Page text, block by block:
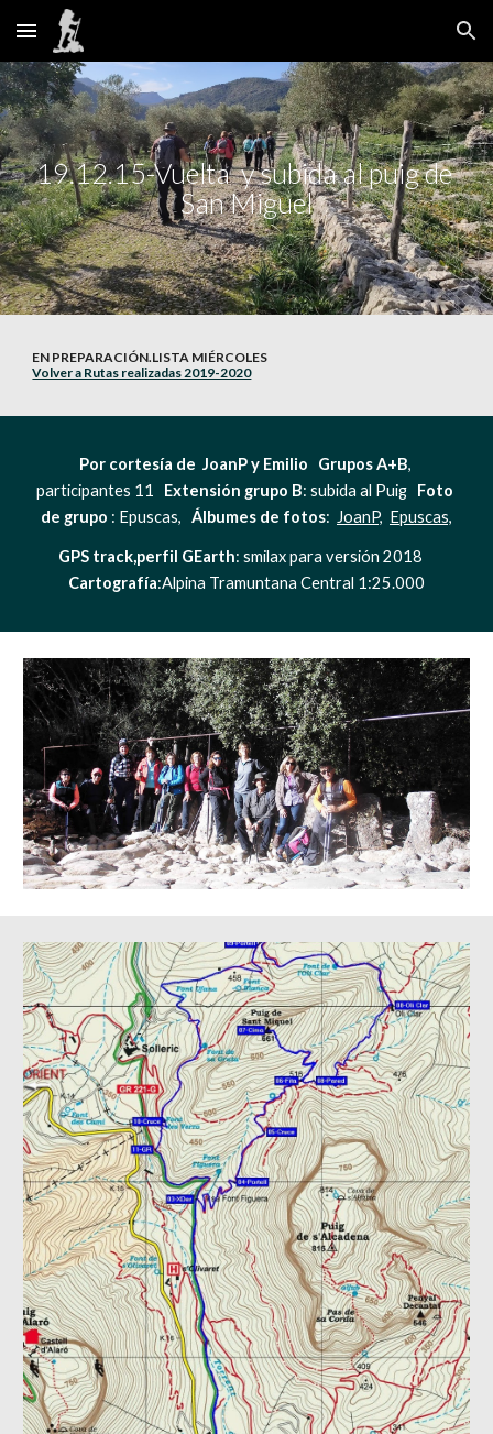
Skip to main content Skip to navigation
19.12.15-Vuelta  y subida al puig de
San Miguel
Volver a Rutas realizadas 2019-2020
Por cortesía de  JoanP y Emilio   Grupos A+B,
participantes 11 Extensión grupo B: subida al Puig Foto
de grupo : Epuscas, Álbumes de fotos: JoanP, Epuscas,
GPS track,perfil GEarth
Cartografía:Alpina Tramuntana Central 1:25.000